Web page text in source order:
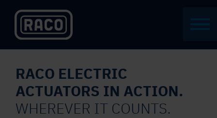
RACO ELECTRIC
ACTUATORS IN ACTION.
WHEREVER IT COUNTS.